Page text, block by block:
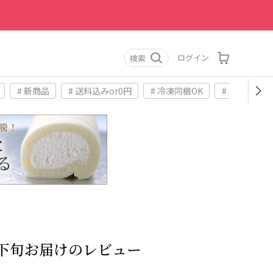
検索 ログイン
# 新商品 # 送料込みor0円 # 冷凍同梱OK # お土産
旬お届けのレビュー